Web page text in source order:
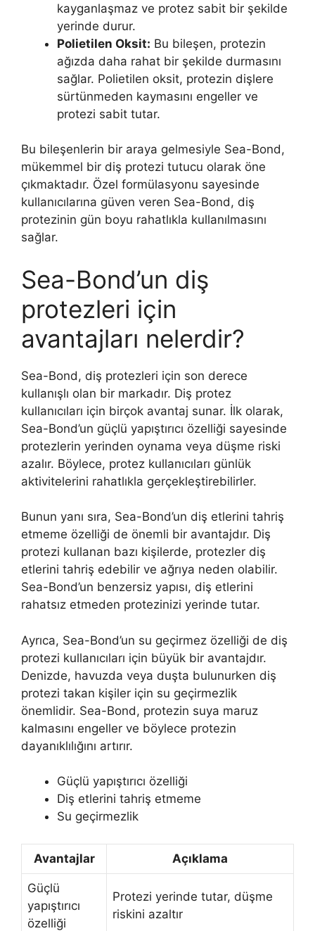
kayganlaşmaz ve protez sabit bir şekilde
yerinde durur.
Polietilen Oksit: Bu bileşen, protezin
ağızda daha rahat bir şekilde durmasını
sağlar. Polietilen oksit, protezin dişlere
sürtünmeden kaymasını engeller ve
protezi sabit tutar.
Bu bileşenlerin bir araya gelmesiyle Sea-Bond,
mükemmel bir diş protezi tutucu olarak öne
çıkmaktadır. Özel formülasyonu sayesinde
kullanıcılarına güven veren Sea-Bond, diş
protezinin gün boyu rahatlıkla kullanılmasını
sağlar.
Sea-Bond’un diş
protezleri için
avantajları nelerdir?
Sea-Bond, diş protezleri için son derece
kullanışlı olan bir markadır. Diş protez
kullanıcıları için birçok avantaj sunar. İlk olarak,
Sea-Bond’un güçlü yapıştırıcı özelliği sayesinde
protezlerin yerinden oynama veya düşme riski
azalır. Böylece, protez kullanıcıları günlük
aktivitelerini rahatlıkla gerçekleştirebilirler.
Bunun yanı sıra, Sea-Bond’un diş etlerini tahriş
etmeme özelliği de önemli bir avantajdır. Diş
protezi kullanan bazı kişilerde, protezler diş
etlerini tahriş edebilir ve ağrıya neden olabilir.
Sea-Bond’un benzersiz yapısı, diş etlerini
rahatsız etmeden protezinizi yerinde tutar.
Ayrıca, Sea-Bond’un su geçirmez özelliği de diş
protezi kullanıcıları için büyük bir avantajdır.
Denizde, havuzda veya duşta bulunurken diş
protezi takan kişiler için su geçirmezlik
önemlidir. Sea-Bond, protezin suya maruz
kalmasını engeller ve böylece protezin
dayanıklılığını artırır.
Güçlü yapıştırıcı özelliği
Diş etlerini tahriş etmeme
Su geçirmezlik
Avantajlar Açıklama
Güçlü
yapıştırıcı
özelliği
Protezi yerinde tutar, düşme
riskini azaltır